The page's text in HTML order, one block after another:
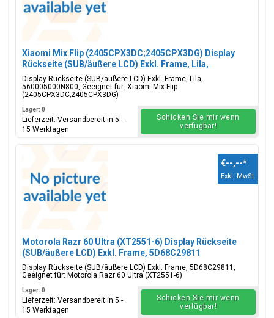
Xiaomi Mix Flip (2405CPX3DC;2405CPX3DG) Display
Rückseite (SUB/äußere LCD) Exkl. Frame, Lila,
560005000N800
Display Rückseite (SUB/äußere LCD) Exkl. Frame, Lila,
560005000N800, Geeignet für: Xiaomi Mix Flip
(2405CPX3DC;2405CPX3DG)
Lager: 0
Lieferzeit: Versandbereit in 5 -
15 Werktagen
Schicken Sie mir wenn
verfügbar!
Motorola Razr 60 Ultra (XT2551-6) Display Rückseite
(SUB/äußere LCD) Exkl. Frame, 5D68C29811
Display Rückseite (SUB/äußere LCD) Exkl. Frame, 5D68C29811,
Geeignet für: Motorola Razr 60 Ultra (XT2551-6)
€--,--*
Exkl. MwSt.
Lager: 0
Lieferzeit: Versandbereit in 5 -
15 Werktagen
Schicken Sie mir wenn
verfügbar!